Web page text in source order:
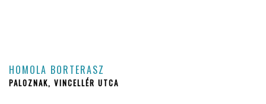
HOMOLA BORTERASZ
PALOZNAK, VINCELLÉR UTCA